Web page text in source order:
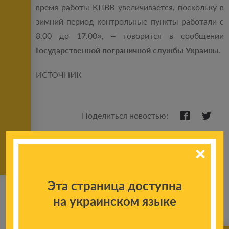
время работы КПВВ увеличивается, поскольку в
зимний период контрольные пункты работали с
8.00 до 17.00», – говорится в сообщении
Государственной пограничной службы Украины.
ИСТОЧНИК
Поделиться новостью:
Эта страница доступна
на украинском языке